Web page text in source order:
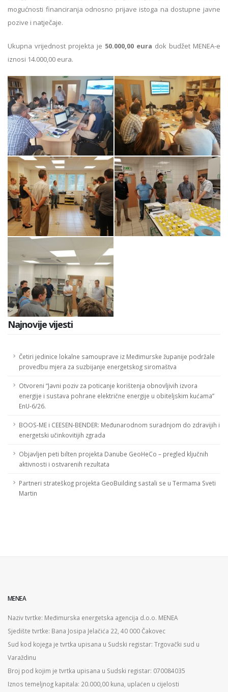
mogućnosti financiranja odnosno prijave istoga na dostupne javne
pozive i natječaje.
Ukupna vrijednost projekta je 50.000,00 eura dok budžet MENEA-e
iznosi 14.000,00 eura.
Najnovije vijesti
Četiri jedinice lokalne samouprave iz Međimurske županije podržale
provedbu mjera za suzbijanje energetskog siromaštva
Otvoreni “Javni poziv za poticanje korištenja obnovljivih izvora
energije i sustava pohrane električne energije u obiteljskim kućama”
EnU-6/26.
BOOS-ME i CEESEN-BENDER: Međunarodnom suradnjom do zdravijih i
energetski učinkovitijih zgrada
Objavljen peti bilten projekta Danube GeoHeCo – pregled ključnih
aktivnosti i ostvarenih rezultata
Partneri strateškog projekta GeoBuilding sastali se u Termama Sveti
Martin
MENEA
Naziv tvrtke: Međimurska energetska agencija d.o.o. MENEA
Sjedište tvrtke: Bana Josipa Jelačića 22, 40 000 Čakovec
Sud kod kojega je tvrtka upisana u Sudski registar: Trgovački sud u
Varaždinu
Broj pod kojim je tvrtka upisana u Sudski registar: 070084035
Iznos temeljnog kapitala: 20.000,00 kuna, uplaćen u cijelosti